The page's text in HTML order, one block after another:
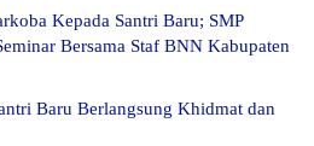
Kepada Santri Baru; SMP
Bersama Staf BNN Kabupaten
Baru Berlangsung Khidmat dan